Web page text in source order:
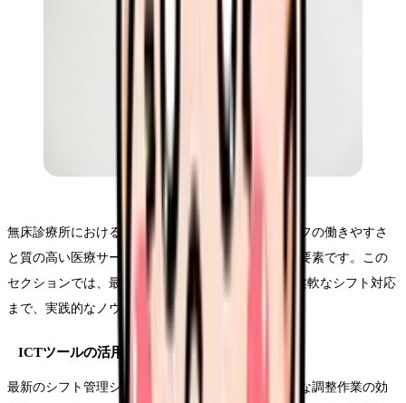
無床診療所における効率的なシフト管理は、スタッフの働きやすさ
と質の高い医療サービスの提供を両立させる重要な要素です。この
セクションでは、最新のICTツールの活用方法から柔軟なシフト対応
まで、実践的なノウハウをご紹介します。
ICTツールの活用
最新のシフト管理システムを導入することで、煩雑な調整作業の効